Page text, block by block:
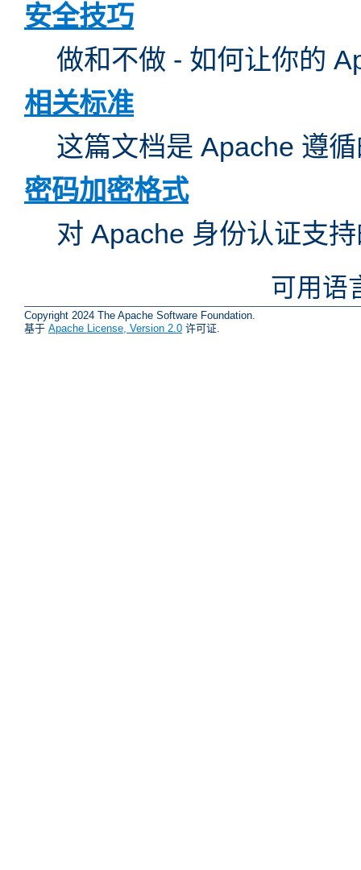
安全技巧
做和不做 - 如何让你的
相关标准
这篇文档是 Apache 遵
密码加密格式
对 Apache 身份认证支
可用语
Copyright 2024 The Apache Software Foundation.
基于 Apache License, Version 2.0 许可证.